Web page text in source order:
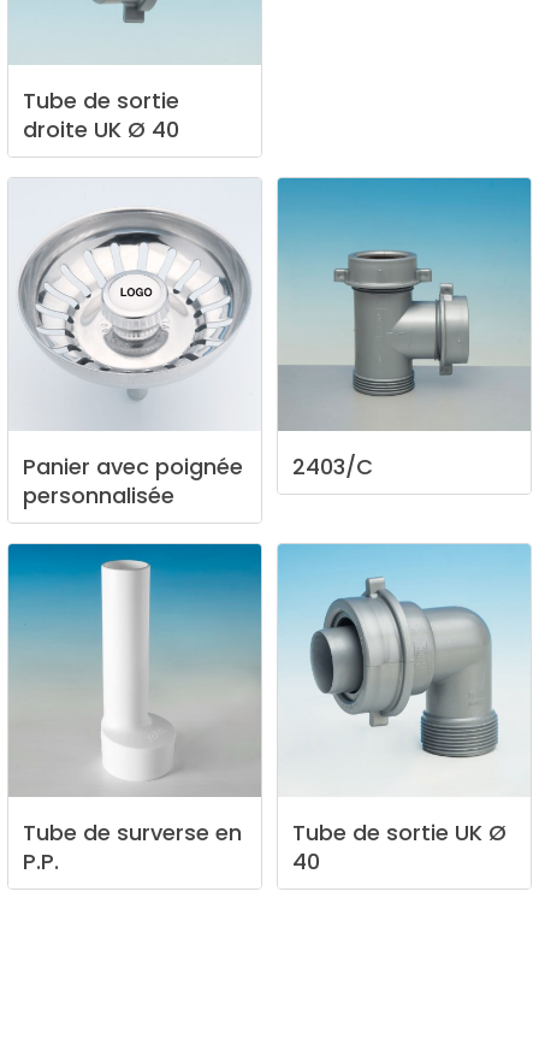
Tube de sortie
droite UK Ø 40
Panier avec poignée
personnalisée
2403/C
Tube de surverse en
P.P.
Tube de sortie UK Ø
40